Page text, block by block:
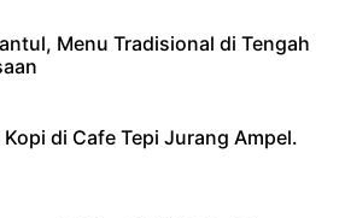
Menu Tradisional di Tengah
di Cafe Tepi Jurang Ampel.